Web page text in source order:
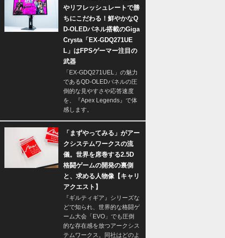
やリフレッシュレートで勝
ちにこだわる！鮮やかなQ
D-OLEDパネル搭載のGiga
Crysta「EX-GDQ271UE
L」はFPSゲーマー注目の
武器
「EX-GDQ271UEL」の魅力
であるQD-OLEDパネルの圧
倒的な見やすさや応答速度
を、『Apex Legends』で体
感します。
「まずやってみる」がアー
クシステムワークスの流
儀。世界を席巻する2.5D
格闘ゲームの開発の裏側
と、求める人物像【キャリ
アクエスト】
『ギルティギア』シリーズな
どで知られ、世界的な格闘ゲ
ーム大会「EVO」でも圧倒
的な存在感を放つアークシス
テムワークス。同社はどのよ